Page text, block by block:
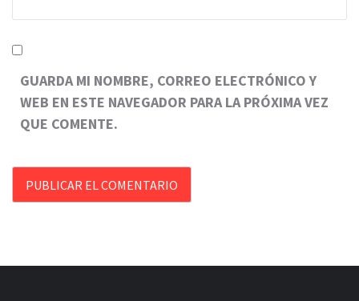
GUARDA MI NOMBRE, CORREO ELECTRÓNICO Y
WEB EN ESTE NAVEGADOR PARA LA PRÓXIMA VEZ
QUE COMENTE.